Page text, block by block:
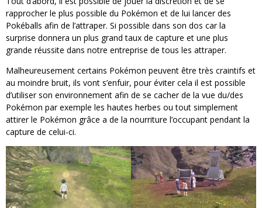
rapprocher le plus possible du Pokémon et de lui lancer des
Pokéballs afin de l’attraper. Si possible dans son dos car la
surprise donnera un plus grand taux de capture et une plus
grande réussite dans notre entreprise de tous les attraper.
Malheureusement certains Pokémon peuvent être très craintifs et
au moindre bruit, ils vont s’enfuir, pour éviter cela il est possible
d’utiliser son environnement afin de se cacher de la vue du/des
Pokémon par exemple les hautes herbes ou tout simplement
attirer le Pokémon grâce a de la nourriture l’occupant pendant la
capture de celui-ci.